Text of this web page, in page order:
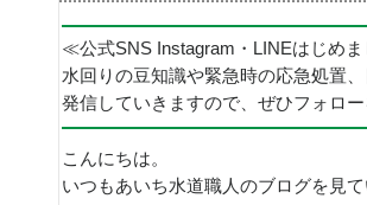
≪公式SNS Instagram・LINEはじめ
水回りの豆知識や緊急時の応急処置
発信していきますので、ぜひフォロー
こんにちは。
いつもあいち水道職人のブログを見